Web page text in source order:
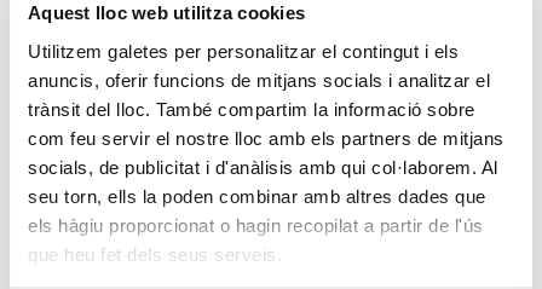
Aquest lloc web utilitza cookies
Utilitzem galetes per personalitzar el contingut i els
anuncis, oferir funcions de mitjans socials i analitzar el
trànsit del lloc. També compartim la informació sobre
com feu servir el nostre lloc amb els partners de mitjans
socials, de publicitat i d'anàlisis amb qui col·laborem. Al
seu torn, ells la poden combinar amb altres dades que
els hàgiu proporcionat o hagin recopilat a partir de l'ús
que heu fet dels seus serveis.
ANTERIOR